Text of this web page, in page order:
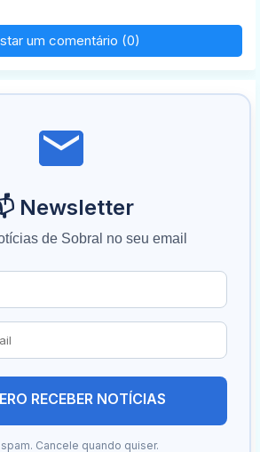
um comentário (0)
Newsletter
de Sobral no seu email
RECEBER NOTÍCIAS
spam. Cancele quando quiser.